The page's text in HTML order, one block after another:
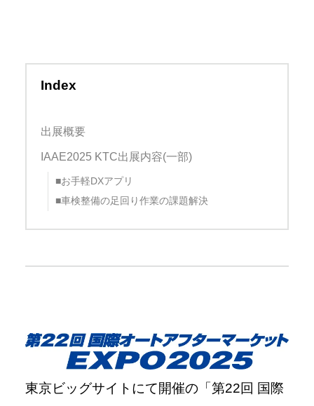
Index
出展概要
IAAE2025 KTC出展内容(一部)
■お手軽DXアプリ
■車検整備の足回り作業の課題解決
東京ビッグサイトにて開催の「 第22回 国際